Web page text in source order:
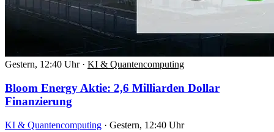
Gestern, 12:40 Uhr · KI & Quantencomputing
Bloom Energy Aktie: 2,6 Milliarden Dollar
Finanzierung
KI & Quantencomputing · Gestern, 12:40 Uhr